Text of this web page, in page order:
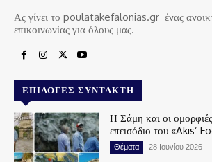
Ας γίνει το poulatakefalonias.gr ένας
επικοινωνίας για όλους μας.
ΕΠΙΛΟΓΈΣ ΣΥΝΤΆΚΤΗ
Η Σάμη και οι
επεισόδιο του «Akis’
Θέματα 28 Ιουνίου 2026